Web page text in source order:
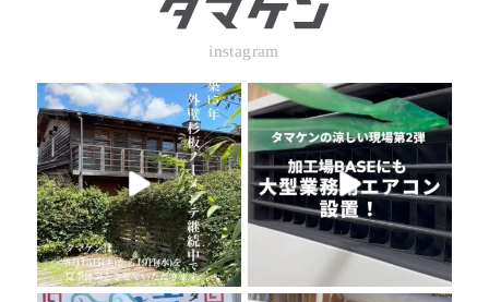
instagram